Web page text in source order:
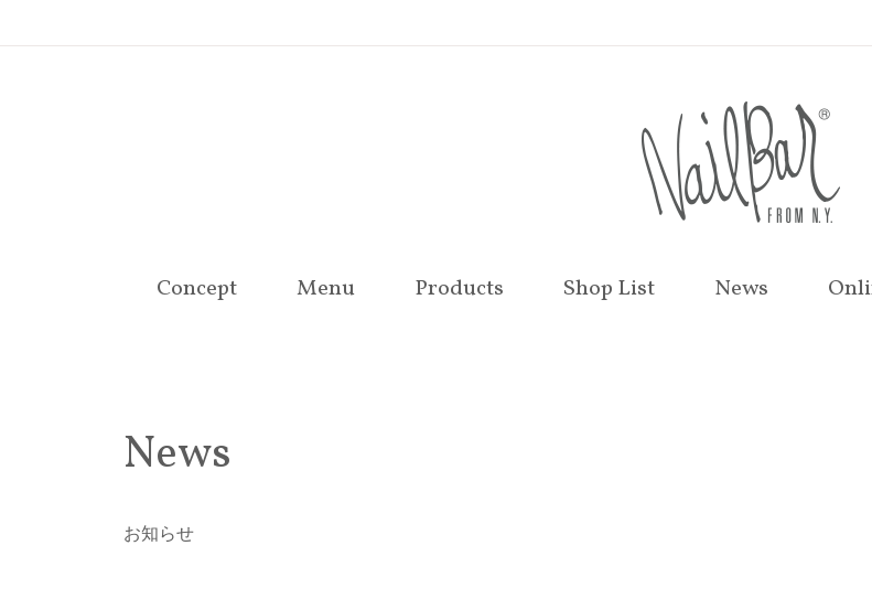
Concept Menu Products Shop List News
News
お知らせ